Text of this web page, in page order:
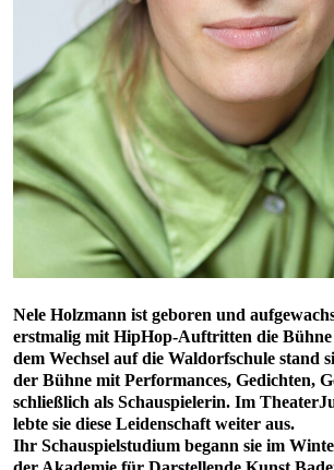
Nele Holzmann ist geboren und
erstmalig mit HipHop-Auftritten die
dem Wechsel auf die Waldorfschule stand
der Bühne mit Performances, Gedichten,
schließlich als Schauspielerin. Im
lebte sie diese Leidenschaft weiter aus.
Ihr Schauspielstudium begann sie im